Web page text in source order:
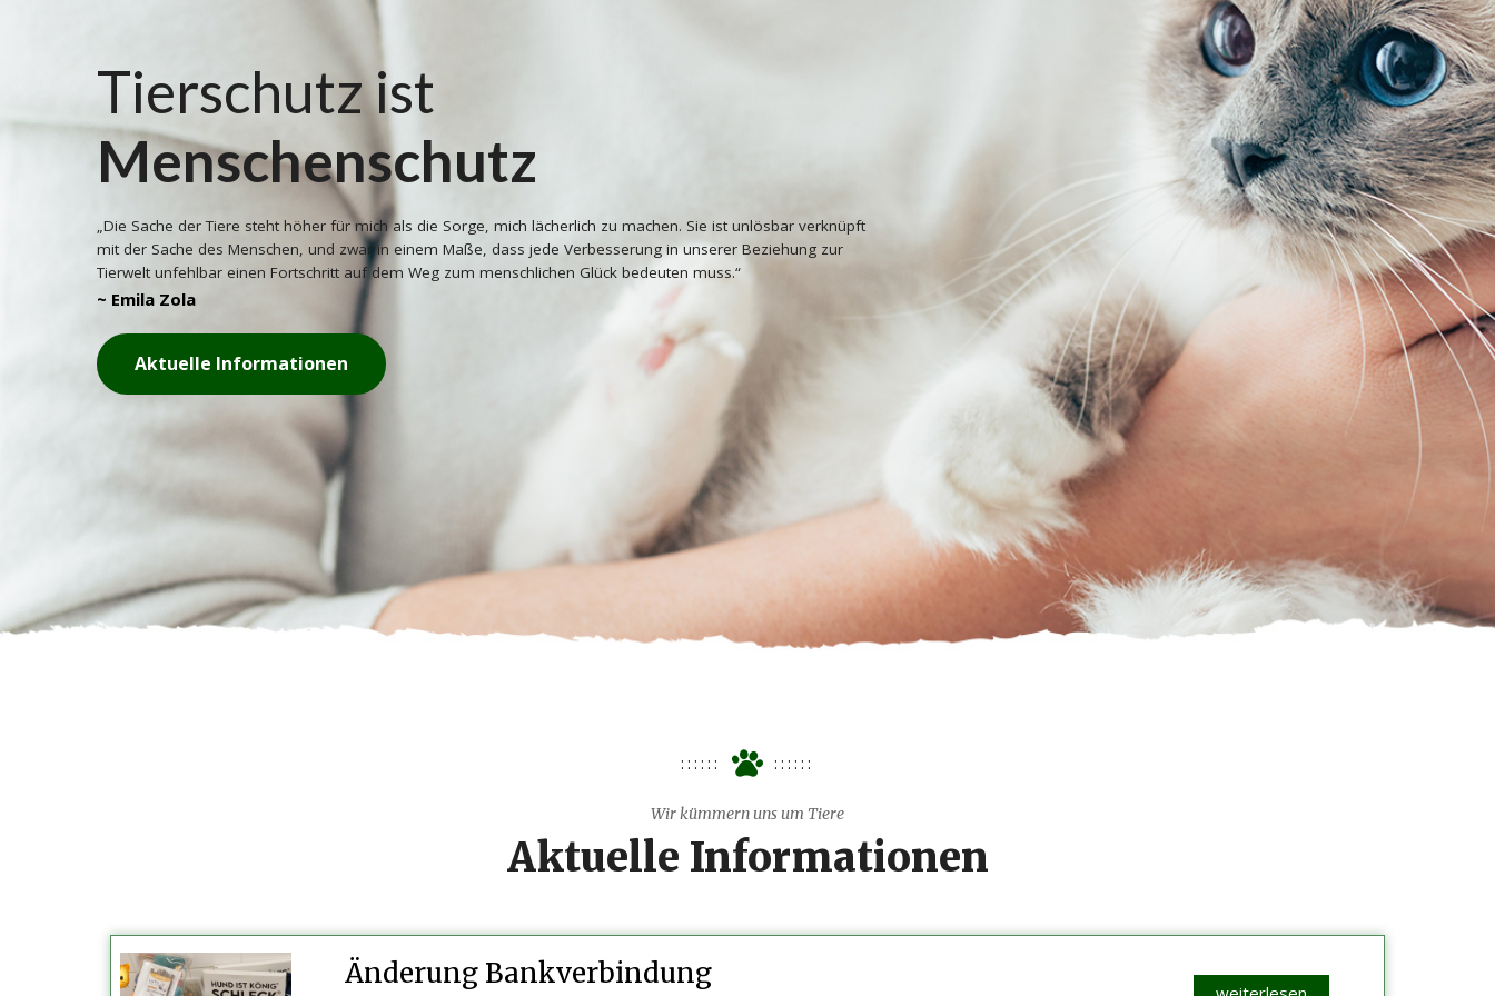
Tierschutz ist
Menschenschutz
„Die Sache der Tiere steht höher für mich als die Sorge, mich lächerlich zu machen. Sie ist unlösbar verknüpft
mit der Sache des Menschen, und zwar in einem Maße, dass jede Verbesserung in unserer Beziehung zur
Tierwelt unfehlbar einen Fortschritt auf dem Weg zum menschlichen Glück bedeuten muss.“
~ Emila Zola
Aktuelle Informationen
Wir kümmern uns um Tiere
Aktuelle Informationen
Änderung Bankverbindung